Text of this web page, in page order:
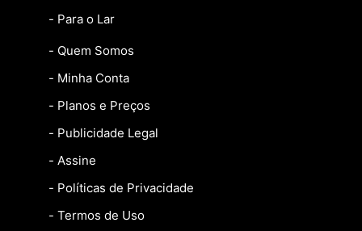
- Para o Lar
- Quem Somos
- Minha Conta
- Planos e Preços
- Publicidade Legal
- Assine
- Políticas de Privacidade
- Termos de Uso